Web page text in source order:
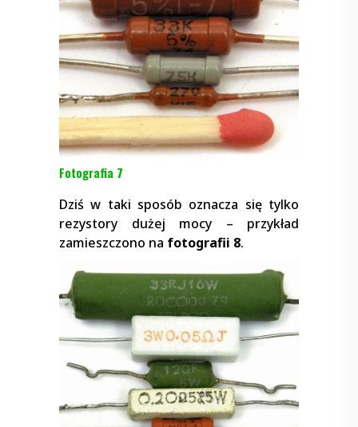
Fotografia 7
Dziś w taki sposób oznacza się tylko
rezystory dużej mocy – przykład
zamieszczono na fotografii 8.